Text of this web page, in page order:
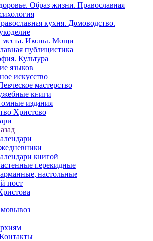
Образ жизни. Православная
кухня. Домоводство.
места. Иконы. Мощи
публицистика
Культура
языков
искусство
мастерство
книги
издания
Христово
книгой
перекидные
настольные
пост